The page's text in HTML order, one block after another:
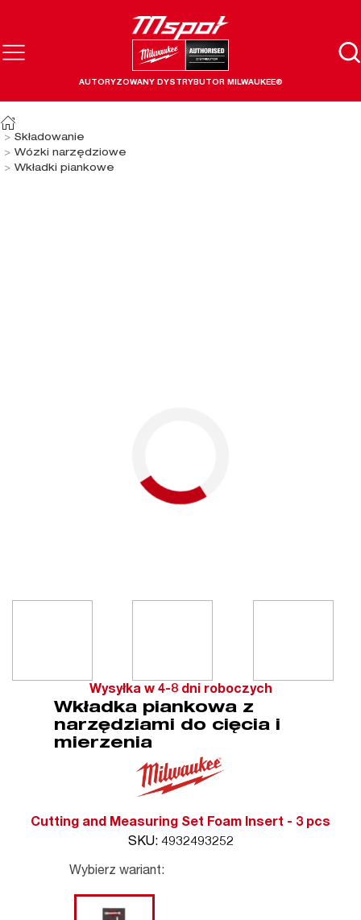
AUTORYZOWANY DYSTRYBUTOR MILWAUKEE®
Składowanie
Wózki narzędziowe
Wkładki piankowe
Wysyłka w 4-8 dni roboczych
Wkładka piankowa z
narzędziami do cięcia i
mierzenia
Cutting and Measuring Set Foam Insert - 3 pcs
SKU: 4932493252
Wybierz wariant: